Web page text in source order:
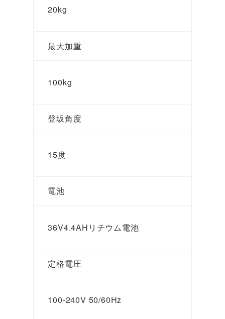
20kg
最大加重
100kg
登坂角度
15度
電池
36V4.4AHリチウム電池
定格電圧
100-240V 50/60Hz